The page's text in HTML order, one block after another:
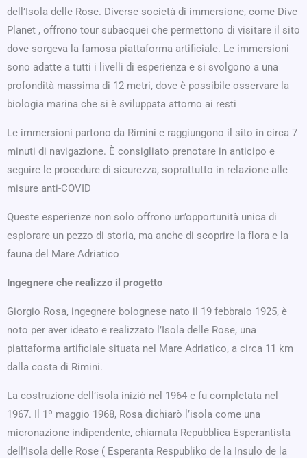
dell’Isola delle Rose. Diverse società di immersione, come Dive
Planet , offrono tour subacquei che permettono di visitare il sito
dove sorgeva la famosa piattaforma artificiale. Le immersioni
sono adatte a tutti i livelli di esperienza e si svolgono a una
profondità massima di 12 metri, dove è possibile osservare la
biologia marina che si è sviluppata attorno ai resti
Le immersioni partono da Rimini e raggiungono il sito in circa 7
minuti di navigazione. È consigliato prenotare in anticipo e
seguire le procedure di sicurezza, soprattutto in relazione alle
misure anti-COVID
Queste esperienze non solo offrono un’opportunità unica di
esplorare un pezzo di storia, ma anche di scoprire la flora e la
fauna del Mare Adriatico
Ingegnere che realizzo il progetto
Giorgio Rosa, ingegnere bolognese nato il 19 febbraio 1925, è
noto per aver ideato e realizzato l’Isola delle Rose, una
piattaforma artificiale situata nel Mare Adriatico, a circa 11 km
dalla costa di Rimini.
La costruzione dell’isola iniziò nel 1964 e fu completata nel
1967. Il 1º maggio 1968, Rosa dichiarò l’isola come una
micronazione indipendente, chiamata Repubblica Esperantista
dell’Isola delle Rose ( Esperanta Respubliko de la Insulo de la